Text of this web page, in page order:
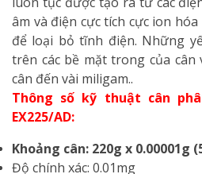
âm và điện cực tích cực ion
để loại bỏ tĩnh điện. Những
trên các bề mặt trong của cân
cân đến vài miligam..
Thông số kỹ thuật cân
EX225/AD:
Khoảng cân: 220g x 0.00001g
Độ chính xác: 0.01mg